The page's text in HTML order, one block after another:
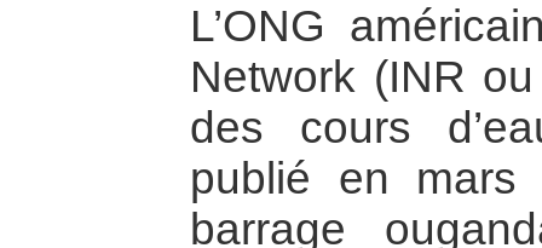
L’ONG
Network (INR
des cours
publié en
barrage